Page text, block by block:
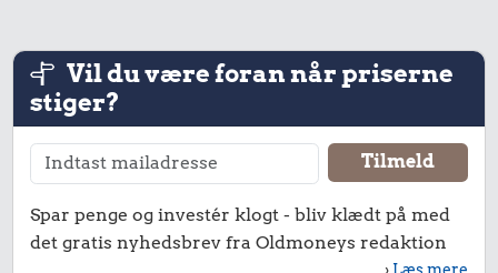
Vil du være foran når priserne
stiger?
Spar penge og investér klogt - bliv klædt på med
det gratis nyhedsbrev fra Oldmoneys redaktion